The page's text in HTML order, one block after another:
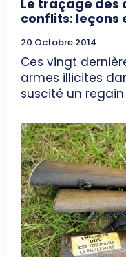
Le traçage des
conflits: leçons
20 Octobre 2014
Ces vingt
armes illicites
suscité un regain